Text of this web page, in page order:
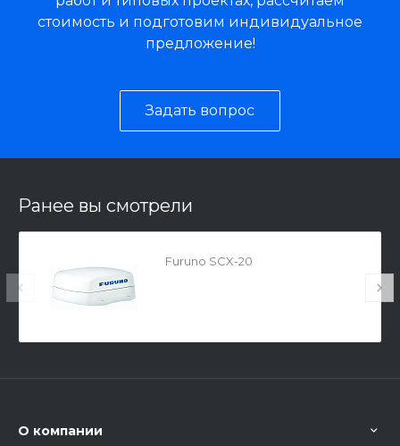
стоимость и подготовим индивидуальное
предложение!
Задать вопрос
Ранее вы смотрели
Furuno SCX-20
О компании